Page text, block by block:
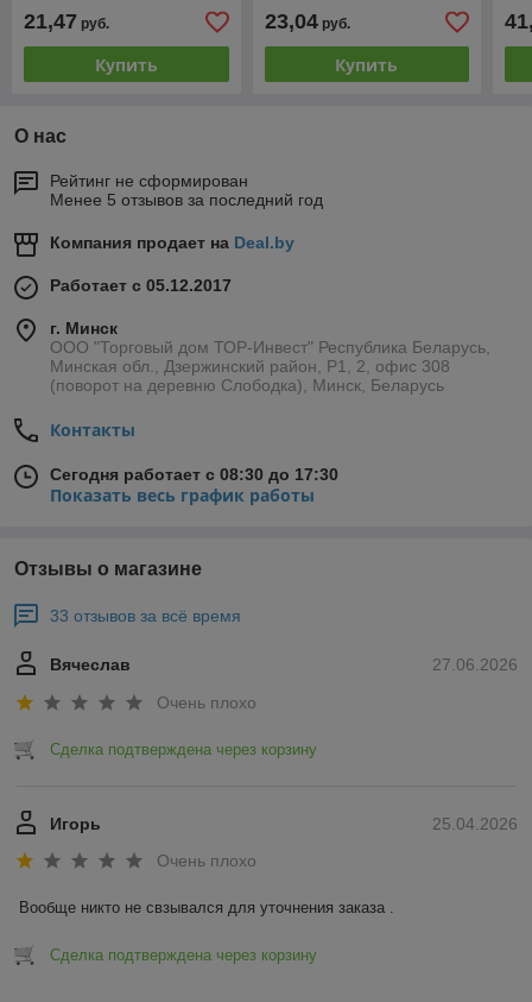
21,47 руб.
Купить
23,04руб.
Купить
О нас
Рейтинг не сформирован
Менее 5 отзывов за последний год
Компания продает на Deal.by
Работает с 05.12.2017
г. Минск
ООО "Торговый дом ТОР-Инвест" Республика Беларусь,
Минская обл., Дзержинский район, Р1, 2, офис 308
(поворот на деревню Слободка), Минск, Беларусь
Контакты
Сегодня работает с 08:30 до 17:30
Показать весь график работы
Отзывы о магазине
33 отзывов за всё время
27.06.2026
Вячеслав
Очень плохо
Сделка подтверждена через корзину
25.04.2026
Игорь
Очень плохо
Вообще никто не свзывался для уточнения заказа .
Сделка подтверждена через корзину